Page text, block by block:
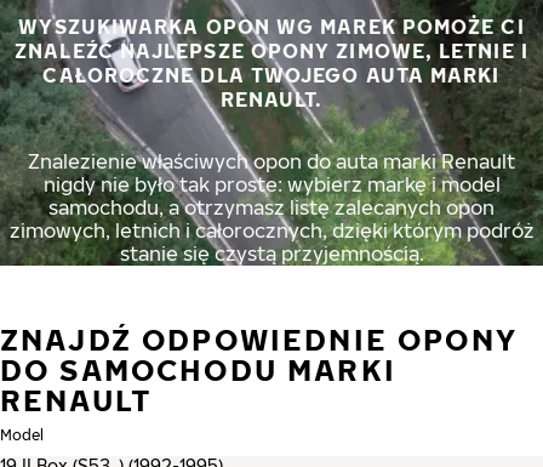
WYSZUKIWARKA OPON WG MAREK POMOŻE CI
ZNALEŹĆ NAJLEPSZE OPONY ZIMOWE, LETNIE I
CAŁOROCZNE DLA TWOJEGO AUTA MARKI
RENAULT.
Znalezienie właściwych opon do auta marki Renault
nigdy nie było tak proste: wybierz markę i model
samochodu, a otrzymasz listę zalecanych opon
zimowych, letnich i całorocznych, dzięki którym podróż
stanie się czystą przyjemnością.
ZNAJDŹ ODPOWIEDNIE OPONY
DO SAMOCHODU MARKI
RENAULT
Model